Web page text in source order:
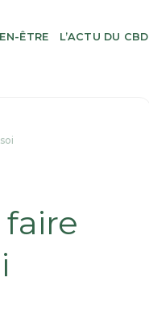
ÊTRE L’ACTU DU CBD